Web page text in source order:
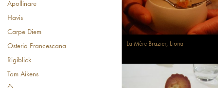
Apollinare
Havis
Carpe Diem
Osteria Francescana
Rigiblick
Tom Aikens
La Mère Brazier, Liona